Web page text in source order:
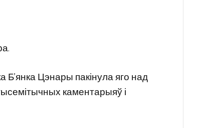
Цэнары пакінула яго над
каментарыяў і